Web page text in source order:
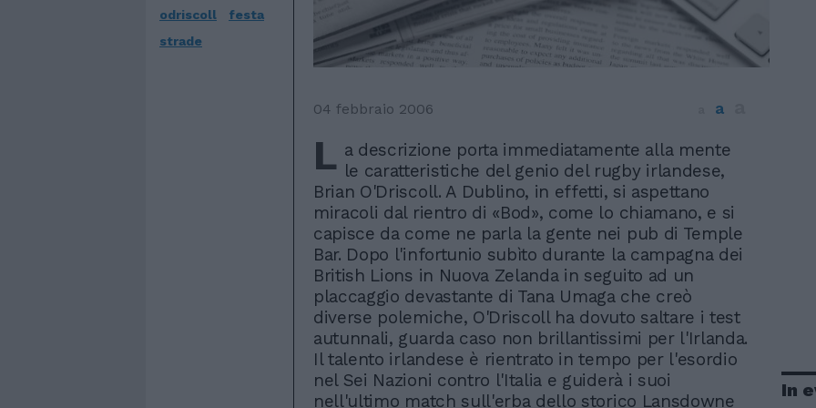
odriscoll
festa
strade
04 febbraio 2006 a
L a descrizione porta immediatamente alla mente
le caratteristiche del genio del rugby irlandese,
Brian O'Driscoll. A Dublino, in effetti, si aspettano
miracoli dal rientro di «Bod», come lo chiamano, e si
capisce da come ne parla la gente nei pub di Temple
Bar. Dopo l'infortunio subìto durante la campagna dei
British Lions in Nuova Zelanda in seguito ad un
placcaggio devastante di Tana Umaga che creò
diverse polemiche, O'Driscoll ha dovuto saltare i test
autunnali, guarda caso non brillantissimi per l'Irlanda.
Il talento irlandese è rientrato in tempo per l'esordio
nel Sei Nazioni contro l'Italia e guiderà i suoi
nell'ultimo match sull'erba dello storico Lansdowne
In